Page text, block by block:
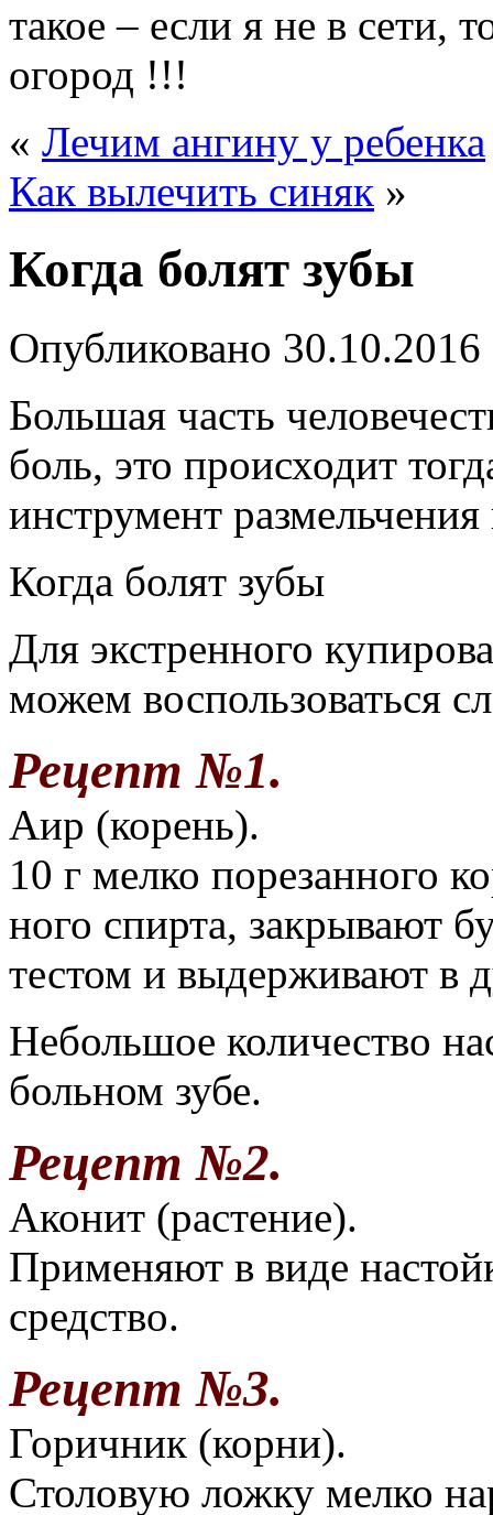
такое – если я не в сети,
огород !!!
« Лечим ангину у ребенка
Как вылечить синяк »
Когда болят зубы
Опубликовано 30.10.2016
Большая часть
боль, это происходит
инструмент
Когда болят зубы
Для экстренного
можем воспользоваться
Рецепт №1.
Аир (корень).
10 г мелко порезанного
ного спирта, закрывают
тестом и выдерживают в
Небольшое количество
больном зубе.
Рецепт №2.
Аконит (растение).
Применяют в виде
средство.
Рецепт №3.
Горичник (корни).
Столовую ложку мелко